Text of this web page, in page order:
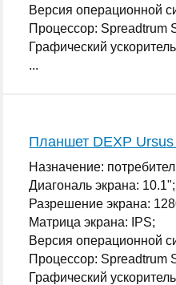
Версия операционной
Процессор: Spreadtrum
Графический
...
Планшет DEXP
Назначение:
Диагональ экрана: 10.1";
Разрешение экрана:
Матрица экрана: IPS;
Версия операционной
Процессор: Spreadtrum
Графический